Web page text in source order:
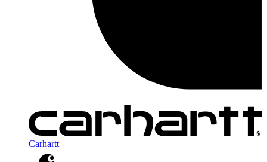
Carhartt